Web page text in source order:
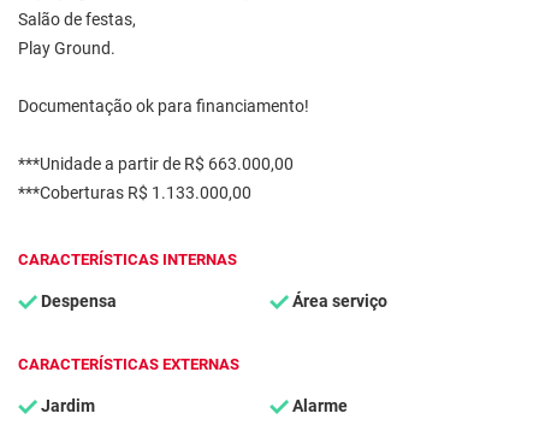
Salão de festas,
Play Ground.
Documentação ok para financiamento!
***Unidade a partir de R$ 663.000,00
***Coberturas R$ 1.133.000,00
CARACTERÍSTICAS INTERNAS
Despensa Área serviço
CARACTERÍSTICAS EXTERNAS
Jardim Alarme